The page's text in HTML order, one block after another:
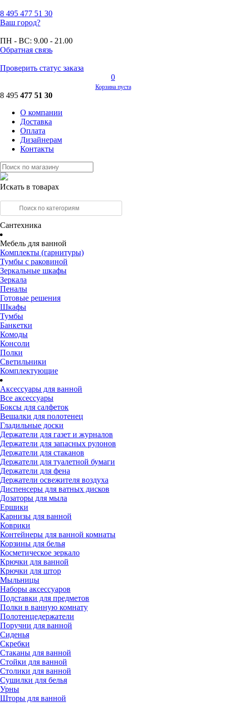
8 495 477 51 30
Ваш город?
ПН - ВС: 9.00 - 21.00
Обратная связь
Проверить статус заказа
0
Корзина пуста
8 495 477 51 30
О компании
Доставка
Оплата
Дизайнерам
Контакты
Искать в товарах
Сантехника
Мебель для ванной
Комплекты (гарнитуры)
Тумбы с раковиной
Зеркальные шкафы
Зеркала
Пеналы
Готовые решения
Шкафы
Тумбы
Банкетки
Комоды
Консоли
Полки
Светильники
Комплектующие
Аксессуары для ванной
Все аксессуары
Боксы для салфеток
Вешалки для полотенец
Гладильные доски
Держатели для газет и журналов
Держатели для запасных рулонов
Держатели для стаканов
Держатели для туалетной бумаги
Держатели для фена
Держатели освежителя воздуха
Диспенсеры для ватных дисков
Дозаторы для мыла
Ершики
Карнизы для ванной
Коврики
Контейнеры для ванной комнаты
Корзины для белья
Косметическое зеркало
Крючки для ванной
Крючки для штор
Мыльницы
Наборы аксессуаров
Подставки для предметов
Полки в ванную комнату
Полотенцедержатели
Поручни для ванной
Сиденья
Скребки
Стаканы для ванной
Стойки для ванной
Столики для ванной
Сушилки для белья
Урны
Шторы для ванной